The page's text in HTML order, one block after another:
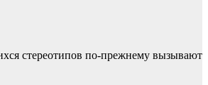
стереотипов по-прежнему вызывают